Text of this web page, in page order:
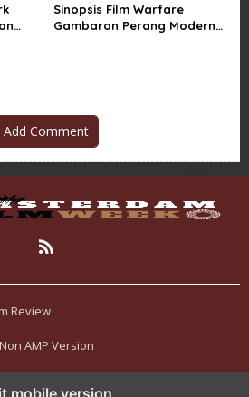
Sinopsis Film Warfare
Gambaran Perang Modern
Add Comment
Review
Non AMP Version